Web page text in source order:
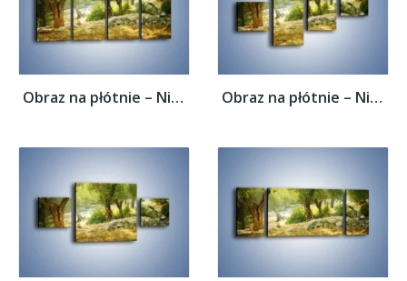
Obraz na płótnie – Niedzielny spacer pod... Obraz na płótnie – Niedzielny spacer pod...